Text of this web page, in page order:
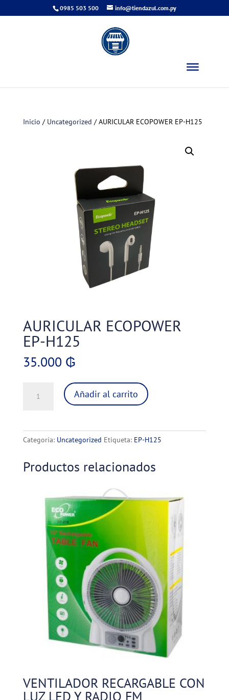
0985 503 500 info@tiendazul.com.py
Inicio / Uncategorized / AURICULAR ECOPOWER EP-H125
AURICULAR ECOPOWER
EP-H125
35.000 ₲
ECOPOWER
Añadir al carrito
Categoría: Uncategorized Etiqueta: EP-H125
Productos relacionados
VENTILADOR RECARGABLE CON
LUZ LED Y RADIO FM